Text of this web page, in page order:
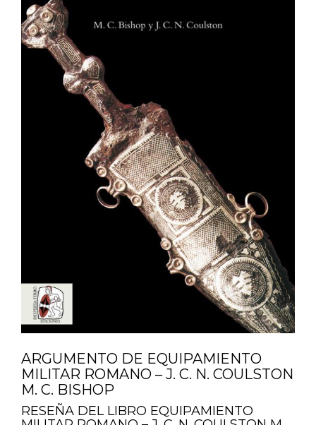
ARGUMENTO DE EQUIPAMIENTO
MILITAR ROMANO – J. C. N. COULSTON
M. C. BISHOP
RESEÑA DEL LIBRO EQUIPAMIENTO